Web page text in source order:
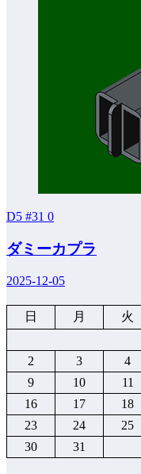
D5 #31 0
ダミーカプラ
2025-12-05
日
月 火
2
3 4
9
10 11
16
17 18
23
24 25
30
31